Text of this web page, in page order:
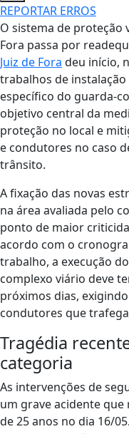
REPORTAR ERROS
O sistema de proteção
Fora passa por
Juiz de Fora deu início,
trabalhos de
específico do guarda-
objetivo central da
proteção no local e
e condutores no caso
trânsito.
A fixação das novas
na área avaliada pelo
ponto de maior
acordo com o
trabalho, a execução
complexo viário deve
próximos dias,
condutores que
Tragédia
categoria
As intervenções de
um grave acidente
de 25 anos no dia 16/